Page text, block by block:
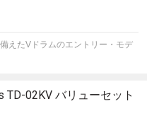
えたVドラムのエントリー・モデ
TD-02KV バリューセット